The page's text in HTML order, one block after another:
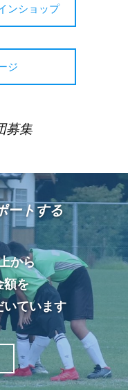
ンショップ
ージ
募集
ートする
から
額を
いています